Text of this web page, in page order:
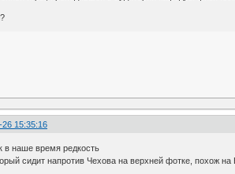
26 15:35:16
в наше время редкость
сидит напротив Чехова на верхней фотке, похож на